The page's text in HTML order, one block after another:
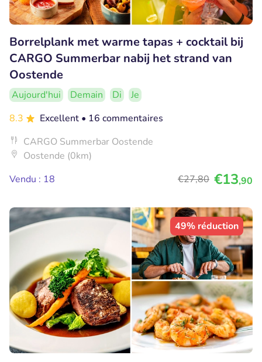
Borrelplank met warme tapas + cocktail bij
CARGO Summerbar nabij het strand van
Oostende
Aujourd'hui Demain Di
Je
8.3
Excellent • 16 commentaires
CARGO Summerbar Oostende
Oostende (0km)
Vendu : 18
€27,80 €13,90
49% réduction